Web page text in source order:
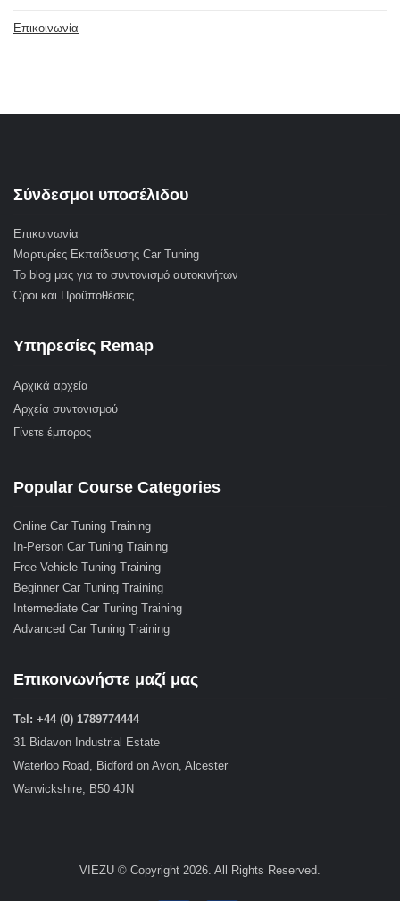
Επικοινωνία
Σύνδεσμοι υποσέλιδου
Επικοινωνία
Μαρτυρίες Εκπαίδευσης Car Tuning
Το blog μας για το συντονισμό αυτοκινήτων
Όροι και Προϋποθέσεις
Υπηρεσίες Remap
Αρχικά αρχεία
Αρχεία συντονισμού
Γίνετε έμπορος
Popular Course Categories
Online Car Tuning Training
In-Person Car Tuning Training
Free Vehicle Tuning Training
Beginner Car Tuning Training
Intermediate Car Tuning Training
Advanced Car Tuning Training
Επικοινωνήστε μαζί μας
Tel: +44 (0) 1789774444
31 Bidavon Industrial Estate
Waterloo Road, Bidford on Avon, Alcester
Warwickshire, B50 4JN
VIEZU © Copyright 2026. All Rights Reserved.